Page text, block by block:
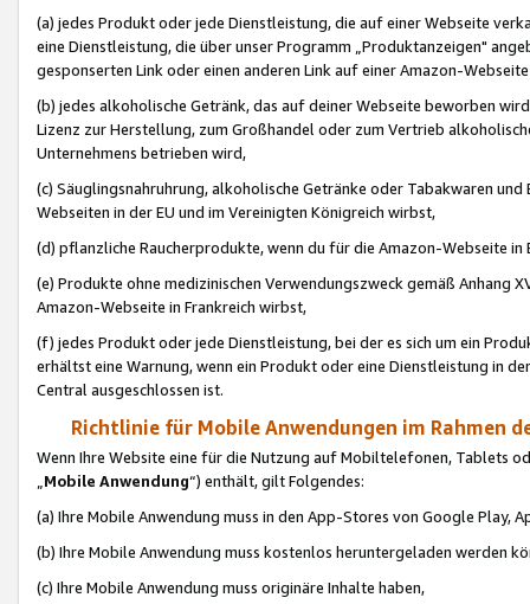
(a) jedes Produkt oder jede Dienstleistung, die auf einer Webseite
eine Dienstleistung, die über unser Programm „Produktanzeigen"
gesponserten Link oder einen anderen Link auf einer Amazon-
(b) jedes alkoholische Getränk, das auf deiner Webseite beworben
Lizenz zur Herstellung, zum Großhandel oder zum Vertrieb
Unternehmens betrieben wird,
(c) Säuglingsnahruhrung, alkoholische Getränke oder Tabakwaren
Webseiten in der EU und im Vereinigten Königreich wirbst,
(d) pflanzliche Raucherprodukte, wenn du für die Amazon-Webseite in
(e) Produkte ohne medizinischen Verwendungszweck gemäß Anhang
Amazon-Webseite in Frankreich wirbst,
(f) jedes Produkt oder jede Dienstleistung, bei der es sich um ein
erhältst eine Warnung, wenn ein Produkt oder eine Dienstleistung in
Central ausgeschlossen ist.
Richtlinie für Mobile Anwendungen im Rahmen
Wenn Ihre Website eine für die Nutzung auf Mobiltelefonen, Tablets
„Mobile Anwendung“) enthält, gilt Folgendes:
(a) Ihre Mobile Anwendung muss in den App-Stores von Google Play,
(b) Ihre Mobile Anwendung muss kostenlos heruntergeladen werden
(c) Ihre Mobile Anwendung muss originäre Inhalte haben,